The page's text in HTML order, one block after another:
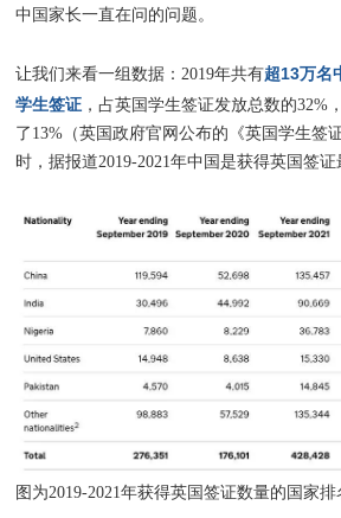
中国家长一直在问的问题。
让我们来看一组数据：2019年共有超13万名
学生签证 ，占英国学生签证发放总数的32%
了13%（英国政府官网公布的《英国学生签
时，据报道2019-2021年中国是获得英国签证
图为2019-2021年获得英国签证数量的国家排